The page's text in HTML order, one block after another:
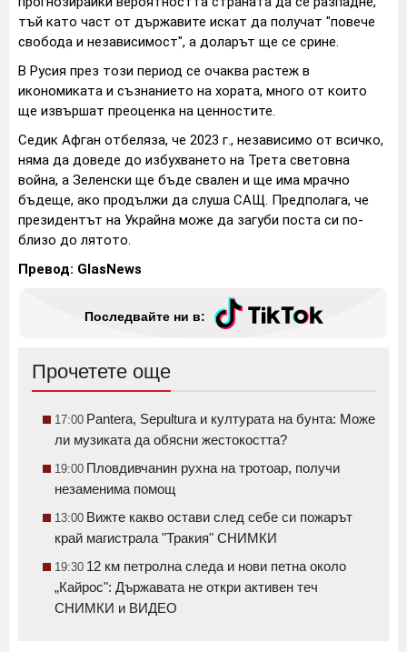
тъй като част от държавите искат да получат "повече
свобода и независимост", а доларът ще се срине.
В Русия през този период се очаква растеж в
икономиката и съзнанието на хората, много от които
ще извършат преоценка на ценностите.
Седик Афган отбеляза, че 2023 г., независимо от всичко,
няма да доведе до избухването на Трета световна
война, а Зеленски ще бъде свален и ще има мрачно
бъдеще, ако продължи да слуша САЩ. Предполага, че
президентът на Украйна може да загуби поста си по-
близо до лятото.
Превод: GlasNews
Последвайте ни в:
Прочетете още
17:00 Pantera, Sepultura и културата на бунта: Може
ли музиката да обясни жестокостта?
19:00 Пловдивчанин рухна на тротоар, получи
незаменима помощ
13:00 Вижте какво остави след себе си пожарът
край магистрала "Тракия" СНИМКИ
19:30 12 км петролна следа и нови петна около
„Кайрос": Държавата не откри активен теч
СНИМКИ и ВИДЕО